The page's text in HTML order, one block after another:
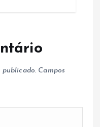
publicado. Campos